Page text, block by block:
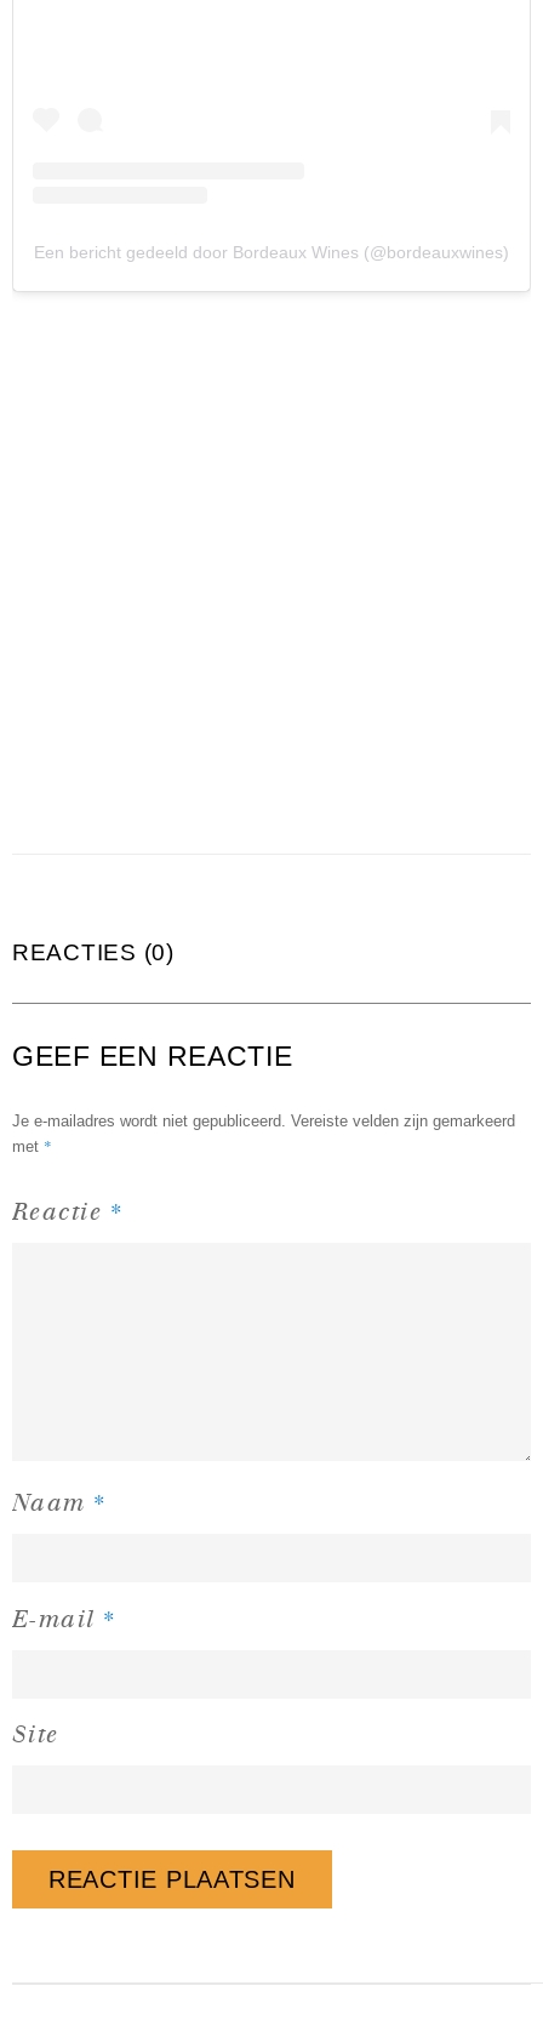
Een bericht gedeeld door Bordeaux Wines (@bordeauxwines)
REACTIES (0)
GEEF EEN REACTIE
Je e-mailadres wordt niet gepubliceerd. Vereiste velden zijn gemarkeerd
met *
Reactie *
Naam *
E-mail *
Site